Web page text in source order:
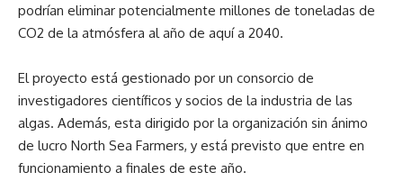
podrían eliminar potencialmente millones de toneladas de
CO2 de la atmósfera al año de aquí a 2040.
El proyecto está gestionado por un consorcio de
investigadores científicos y socios de la industria de las
algas. Además, esta dirigido por la organización sin ánimo
de lucro North Sea Farmers, y está previsto que entre en
funcionamiento a finales de este año.